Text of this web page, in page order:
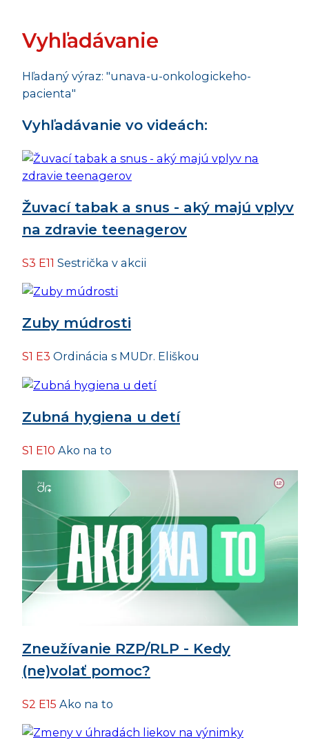
Vyhľadávanie
Hľadaný výraz: "unava-u-onkologickeho-
pacienta"
Vyhľadávanie vo videách:
Žuvací tabak a snus - aký majú vplyv
na zdravie teenagerov
S3 E11 Sestrička v akcii
Zuby múdrosti
S1 E3 Ordinácia s MUDr. Eliškou
Zubná hygiena u detí
S1 E10 Ako na to
Zneužívanie RZP/RLP - Kedy
(ne)volať pomoc?
S2 E15 Ako na to